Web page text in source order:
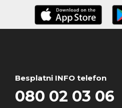
Besplatni INFO telefon
080 02 03 06